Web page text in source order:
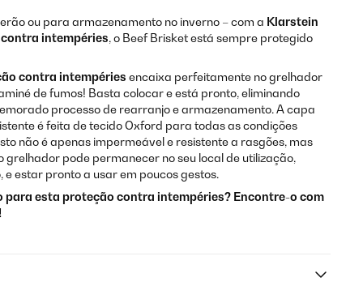
ou para armazenamento no inverno – com a Klarstein
intempéries, o Beef Brisket está sempre protegido
contra intempéries encaixa perfeitamente no grelhador
de fumos! Basta colocar e está pronto, eliminando
processo de rearranjo e armazenamento. A capa
é feita de tecido Oxford para todas as condições
não é apenas impermeável e resistente a rasgões, mas
grelhador pode permanecer no seu local de utilização,
estar pronto a usar em poucos gestos.
para esta proteção contra intempéries? Encontre-o com